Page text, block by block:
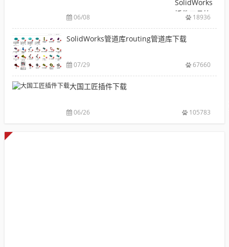
包
载
下
载|
附
件
库
配
SolidWorks
插件工具箱
提高设计效
06/08 18936
SolidWorks管道库routing管道库下载
07/29 67660
大国工匠插件下载
06/26 105783